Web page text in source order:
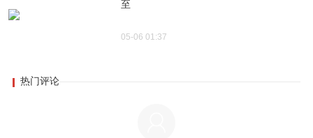
至
05-06 01:37
热门评论